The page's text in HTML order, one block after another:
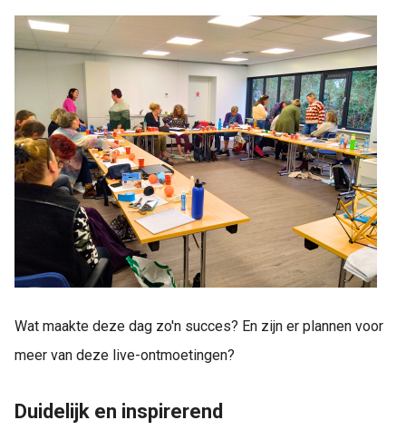
Wat maakte deze dag zo'n succes? En zijn er plannen voor
meer van deze live-ontmoetingen?
Duidelijk en inspirerend